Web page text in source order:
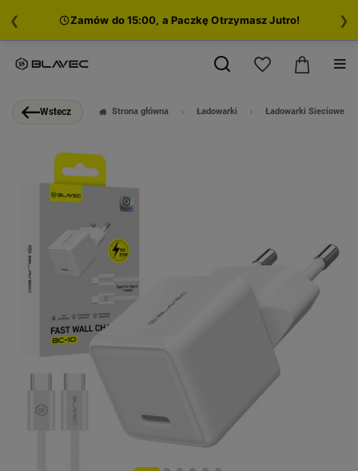
Zamów do 15:00, a Paczkę Otrzymasz Jutro!
❮ ❯
Strona główna Ładowarki Ładowarki Sieciowe